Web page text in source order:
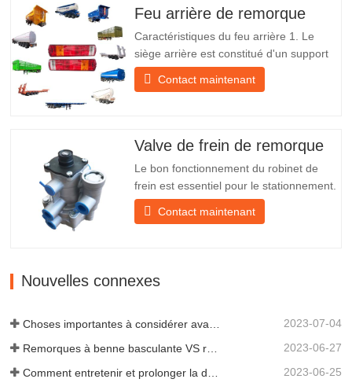
expédition À propos de nous Chengda
Group est un fabricant chinois de…
Feu arrière de remorque
Caractéristiques du feu arrière 1. Le
siège arrière est constitué d'un support
en fer, beaucoup plus résistant que
d'autres matériaux. Des vis et des écrous
l'abat-jour pour mieux protéger l'abat-jour
Contact maintenant
Valve de frein de remorque
Le bon fonctionnement du robinet de
frein est essentiel pour le stationnement.
Il assure un freinage en douceur de la
remorque. Fondée en 2005, Chengda
scientifiques et une équipe…
Contact maintenant
Nouvelles connexes
2023-07-04
2023-06-27
Comment entretenir et prolonger la durée de vie des remorques à benne basculante ? 2023-06-25